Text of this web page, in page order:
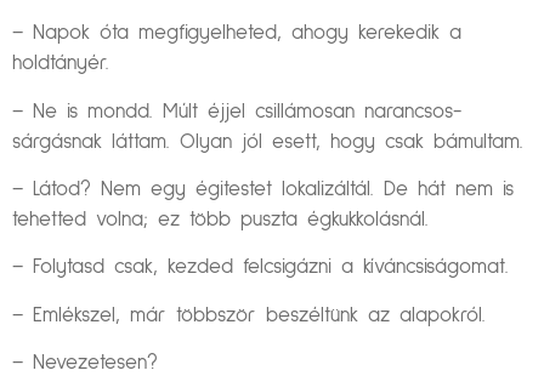
– Napok óta megfigyelheted, ahogy kerekedik a
holdtányér.
– Ne is mondd. Múlt éjjel csillámosan narancsos-
sárgásnak láttam. Olyan jól esett, hogy csak bámultam.
– Látod? Nem egy égitestet lokalizáltál. De hát nem is
tehetted volna; ez több puszta égkukkolásnál.
– Folytasd csak, kezded felcsigázni a kíváncsiságomat.
– Emlékszel, már többször beszéltünk az alapokról.
– Nevezetesen?